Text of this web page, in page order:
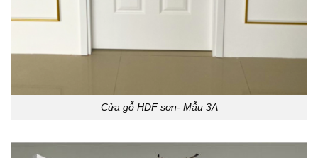
Cửa gỗ HDF sơn- Mẫu 3A